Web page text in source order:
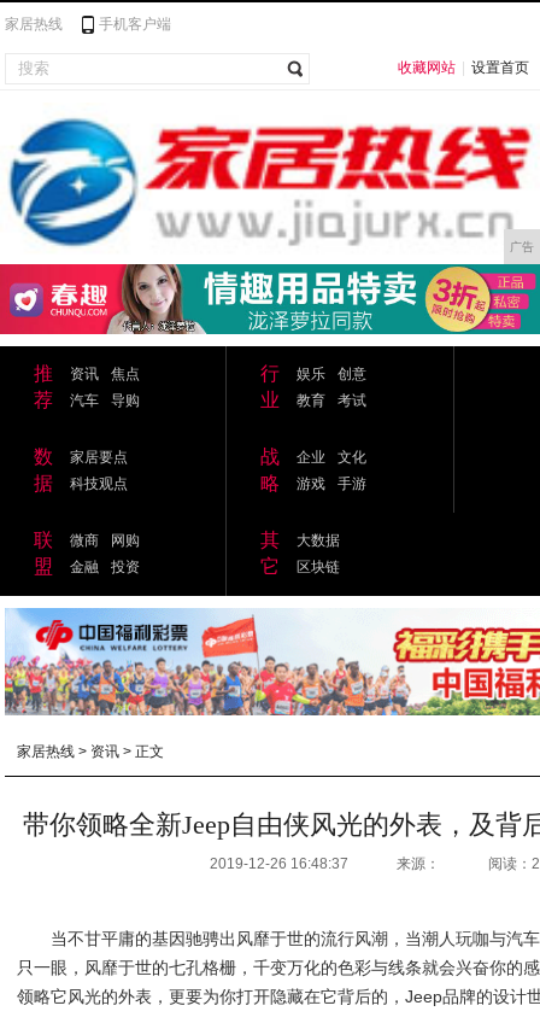
家居热线 手机客户端
收藏网站 设置首页
广告
推
荐
资讯
焦点
汽车
导购
行
业
娱乐
创意
教育
考试
数
据
家居要点
科技观点
战
略
企业
文化
游戏
手游
联
盟
微商
网购
金融
投资
其
它
大数据
区块链
家居热线 > 资讯 > 正文
带你领略全新Jeep自由侠风光的外表，及背
2019-12-26 16:48:37 来源： 阅读：
当不甘平庸的基因驰骋出风靡于世的流行风潮，当潮人玩咖与汽
只一眼，风靡于世的七孔格栅，千变万化的色彩与线条就会兴奋你的
领略它风光的外表，更要为你打开隐藏在它背后的，Jeep品牌的设计